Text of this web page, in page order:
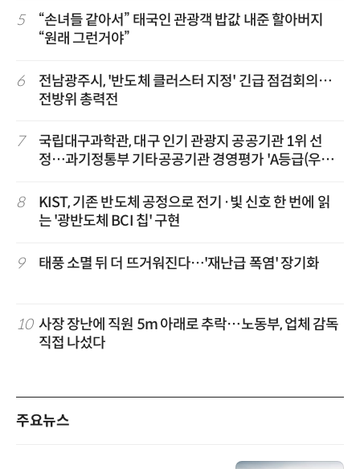
5
“손녀들 같아서” 태국인 관광객 밥값 내준 할아버지
“원래 그런거야”
6
전남광주시, '반도체 클러스터 지정' 긴급 점검회의…
전방위 총력전
7
국립대구과학관, 대구 인기 관광지 공공기관 1위 선
정…과기정통부 기타공공기관 경영평가 'A등급(우수)'
8
KIST, 기존 반도체 공정으로 전기·빛 신호 한 번에 읽
는 '광반도체 BCI 칩' 구현
9 태풍 소멸 뒤 더 뜨거워진다…'재난급 폭염' 장기화
10 사장 장난에 직원 5m 아래로 추락…노동부, 업체 감독
직접 나섰다
주요뉴스